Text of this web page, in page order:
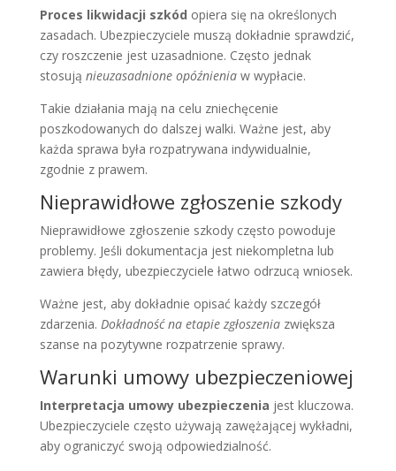
Proces likwidacji szkód opiera się na określonych
zasadach. Ubezpieczyciele muszą dokładnie sprawdzić,
czy roszczenie jest uzasadnione. Często jednak
stosują nieuzasadnione opóźnieniaw wypłacie.
Takie działania mają na celu zniechęcenie
poszkodowanych do dalszej walki. Ważne jest, aby
każda sprawa była rozpatrywana indywidualnie,
zgodnie z prawem.
Nieprawidłowe zgłoszenie szkody
Nieprawidłowe zgłoszenie szkody często powoduje
problemy. Jeśli dokumentacja jest niekompletna lub
zawiera błędy, ubezpieczyciele łatwo odrzucą wniosek.
Ważne jest, aby dokładnie opisać każdy szczegół
zdarzenia. Dokładność na etapie zgłoszeniazwiększa
szanse na pozytywne rozpatrzenie sprawy.
Warunki umowy ubezpieczeniowej
Interpretacja umowy ubezpieczenia jest kluczowa.
Ubezpieczyciele często używają zawężającej wykładni,
aby ograniczyć swoją odpowiedzialność.